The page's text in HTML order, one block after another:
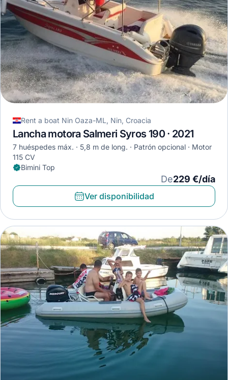
Rent a boat Nin Oaza-ML, Nin, Croacia
Lancha motora Salmeri Syros 190 · 2021
7 huéspedes máx. 5,8 m de long. Patrón opcional
Motor
115 CV
Bimini Top
De229 €/día
Ver disponibilidad